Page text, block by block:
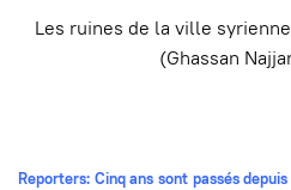
Les ruines de la ville
(Ghassan
Reporters: Cinq ans sont passés